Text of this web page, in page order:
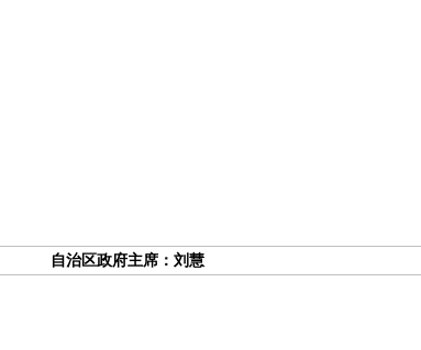
自治区政府主席：刘慧